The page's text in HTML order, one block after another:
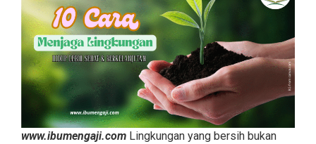
www.ibumengaji.com Lingkungan yang bersih bukan